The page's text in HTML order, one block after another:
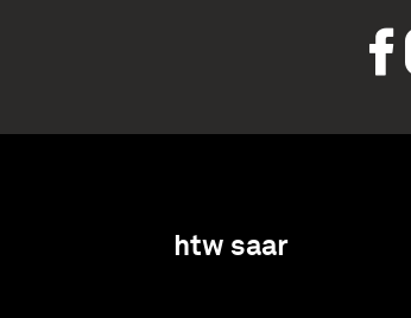
htw saar